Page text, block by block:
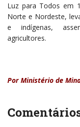
Luz para Todos em
Norte e Nordeste,
e indígenas,
agricultores.
Por Ministério de